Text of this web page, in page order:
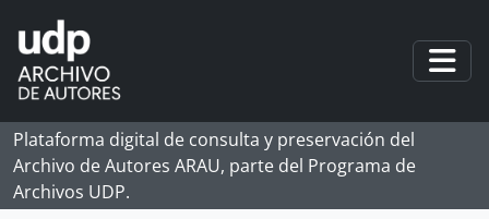
Skip to main content
Plataforma digital de consulta y preservación del
Archivo de Autores ARAU, parte del Programa de
Archivos UDP.